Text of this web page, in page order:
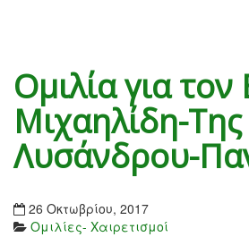
Ομιλία για τον
Μιχαηλίδη-
Λυσάνδρου-
26 Οκτωβρίου, 2017
Ομιλίες- Χαιρετισμοί